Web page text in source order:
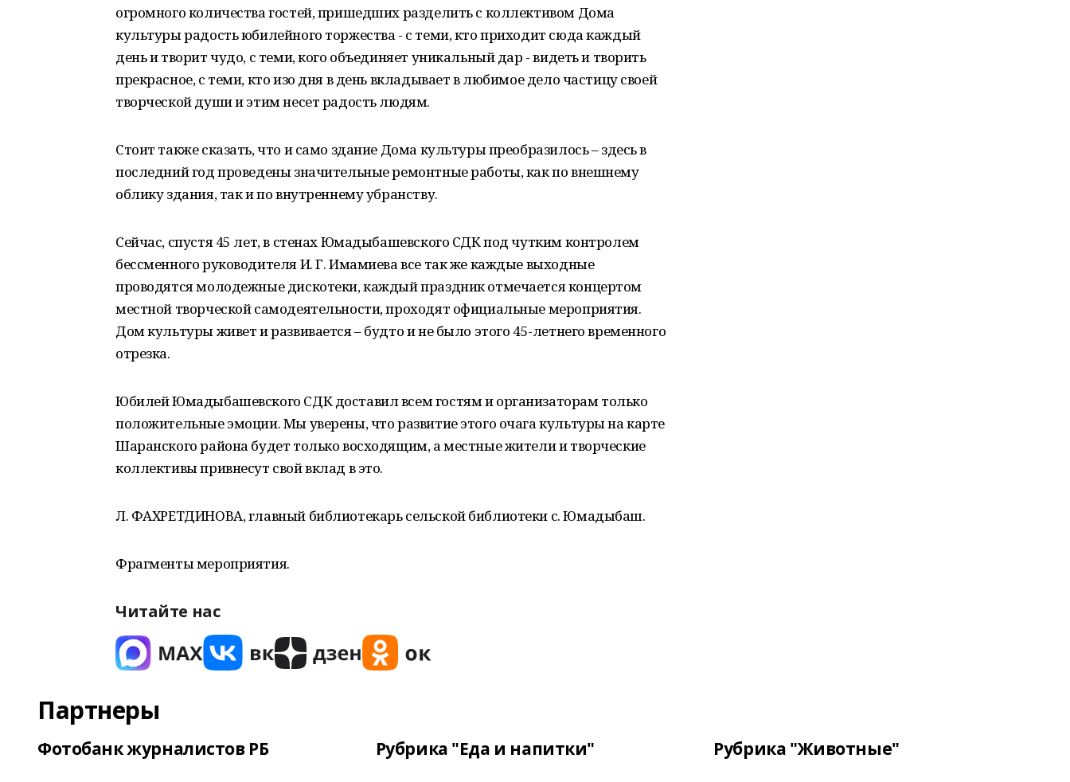
огромного количества гостей, пришедших разделить с коллективом Дома
культуры радость юбилейного торжества - с теми, кто приходит сюда каждый
день и творит чудо, с теми, кого объединяет уникальный дар - видеть и творить
прекрасное, с теми, кто изо дня в день вкладывает в любимое дело частицу своей
творческой души и этим несет радость людям.
Стоит также сказать, что и само здание Дома культуры преобразилось – здесь в
последний год проведены значительные ремонтные работы, как по внешнему
облику здания, так и по внутреннему убранству.
Сейчас, спустя 45 лет, в стенах Юмадыбашевского СДК под чутким контролем
бессменного руководителя И. Г. Имамиева все так же каждые выходные
проводятся молодежные дискотеки, каждый праздник отмечается концертом
местной творческой самодеятельности, проходят официальные мероприятия.
Дом культуры живет и развивается – будто и не было этого 45-летнего временного
отрезка.
Юбилей Юмадыбашевского СДК доставил всем гостям и организаторам только
положительные эмоции. Мы уверены, что развитие этого очага культуры на карте
Шаранского района будет только восходящим, а местные жители и творческие
коллективы привнесут свой вклад в это.
Л. ФАХРЕТДИНОВА, главный библиотекарь сельской библиотеки с. Юмадыбаш.
Фрагменты мероприятия.
Читайте нас
Партнеры
Фотобанк журналистов РБ Рубрика "Еда и напитки" Рубрика "Животные"